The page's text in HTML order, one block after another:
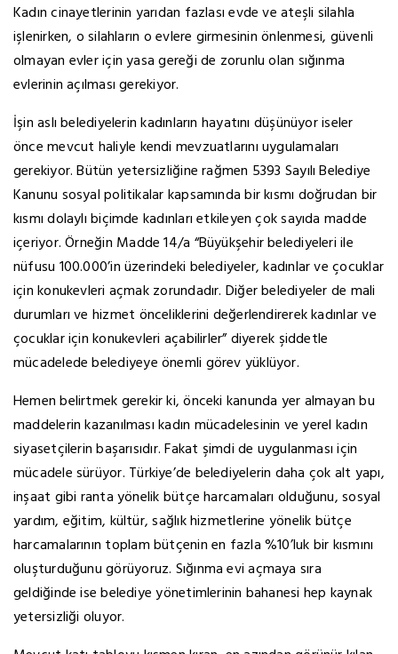
Kadın cinayetlerinin yarıdan fazlası evde ve ateşli silahla
işlenirken, o silahların o evlere girmesinin önlenmesi, güvenli
olmayan evler için yasa gereği de zorunlu olan sığınma
evlerinin açılması gerekiyor.
İşin aslı belediyelerin kadınların hayatını düşünüyor iseler
önce mevcut haliyle kendi mevzuatlarını uygulamaları
gerekiyor. Bütün yetersizliğine rağmen 5393 Sayılı Belediye
Kanunu sosyal politikalar kapsamında bir kısmı doğrudan bir
kısmı dolaylı biçimde kadınları etkileyen çok sayıda madde
içeriyor. Örneğin Madde 14/a “Büyükşehir belediyeleri ile
nüfusu 100.000’in üzerindeki belediyeler, kadınlar ve çocuklar
için konukevleri açmak zorundadır. Diğer belediyeler de mali
durumları ve hizmet önceliklerini değerlendirerek kadınlar ve
çocuklar için konukevleri açabilirler” diyerek şiddetle
mücadelede belediyeye önemli görev yüklüyor.
Hemen belirtmek gerekir ki, önceki kanunda yer almayan bu
maddelerin kazanılması kadın mücadelesinin ve yerel kadın
siyasetçilerin başarısıdır. Fakat şimdi de uygulanması için
mücadele sürüyor. Türkiye’de belediyelerin daha çok alt yapı,
inşaat gibi ranta yönelik bütçe harcamaları olduğunu, sosyal
yardım, eğitim, kültür, sağlık hizmetlerine yönelik bütçe
harcamalarının toplam bütçenin en fazla %10’luk bir kısmını
oluşturduğunu görüyoruz. Sığınma evi açmaya sıra
geldiğinde ise belediye yönetimlerinin bahanesi hep kaynak
yetersizliği oluyor.